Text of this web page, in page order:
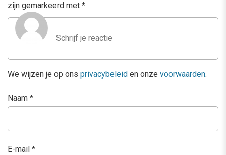
zijn gemarkeerd met *
We wijzen je op ons privacybeleid en onze voorwaarden.
Naam *
E-mail *